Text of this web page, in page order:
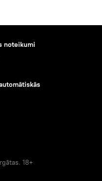
noteikumi
18+